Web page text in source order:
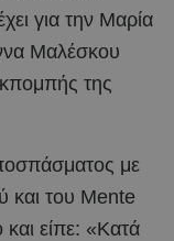
για την Μαρία
Μαλέσκου
της
με
και του Mente
είπε: «Κατά